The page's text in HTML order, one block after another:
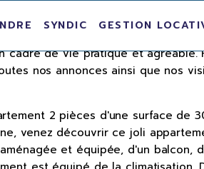
SYNDIC GESTION
des Sauges. Ce logement
couverte située au rez-
de vie pratique et agréable.
nos annonces ainsi que nos
2 pièces d'une surface de
venez découvrir ce joli
et équipée, d'un balcon,